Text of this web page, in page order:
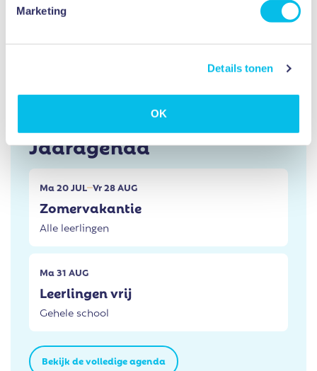
Marketing
Details tonen
OK
Contact
Jaaragenda
Ma20JUL Vr28AUG
Zomervakantie
Alle leerlingen
Ma31AUG
Leerlingen vrij
Gehele school
Bekijk de volledige agenda